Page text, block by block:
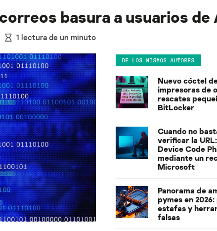
basura a usuarios de
1 lectura de un minuto
DE LOS MISMOS AUTORES
Nuevo cóctel
impresoras de
rescates
BitLocker
Cuando no
verificar la
Device Code
mediante un
Microsoft
Panorama de
pymes en
estafas y
falsas